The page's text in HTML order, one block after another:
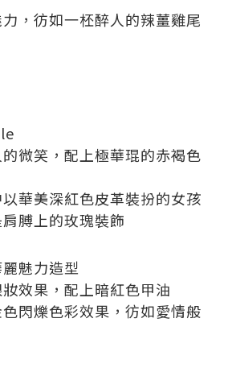
，彷如一柸醉人的辣薑雞尾
微笑，配上極華琨的赤褐色
華美深紅色皮革裝扮的女孩
膊上的玫瑰裝飾
魅力造型
效果，配上暗紅色甲油
閃爍色彩效果，彷如愛情般